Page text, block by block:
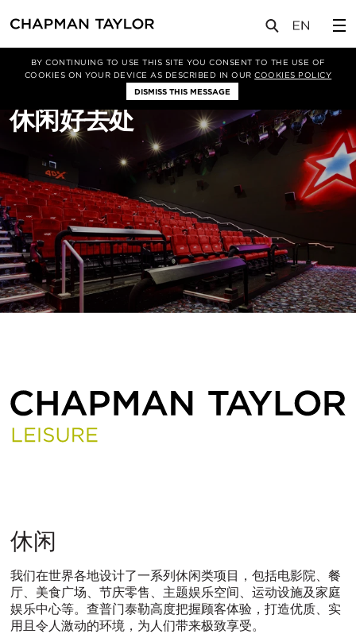
BY CONTINUING TO USE THIS SITE YOU CONSENT TO THE USE OF
COOKIES ON YOUR DEVICE AS DESCRIBED IN OURCOOKIES POLICY
DISMISS THIS MESSAGE
关于我们 项目类型 休闲
休闲好去处
休
闲
休闲
我们在世界各地设计了一系列休闲类项目，包括电影院、餐
厅、美食广场、节庆零售、主题娱乐空间、运动设施及家庭
娱乐中心等。查普门泰勒高度把握顾客体验，打造优质、实
用且令人激动的环境，为人们带来极致享受。